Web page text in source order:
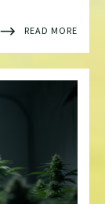
READ MORE